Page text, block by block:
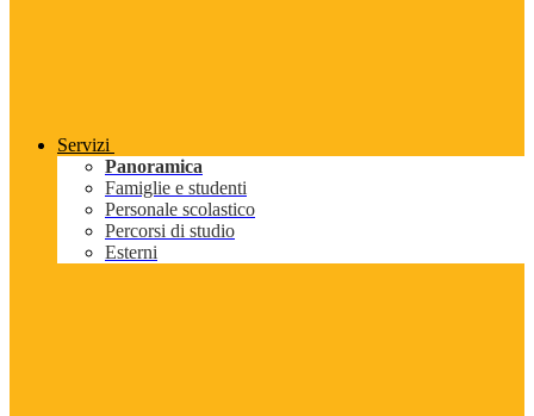
Servizi
Panoramica
Famiglie e studenti
Personale scolastico
Percorsi di studio
Esterni